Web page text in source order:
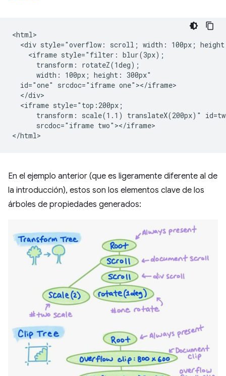
<html>
<div style="overflow: scroll; width: 100px;
    <iframe style="filter: blur(3px);
      transform: rotateZ(1deg);
      width: 100px; height: 300px"
  id="one" srcdoc="iframe one"></iframe>
  </div>
  <iframe style="top:200px;
transform: scale(1.1) translateX(200px)"
      srcdoc="iframe two"></iframe>
En el ejemplo anterior (que es ligeramente diferente al de
la introducción), estos son los elementos clave de los
árboles de propiedades generados: